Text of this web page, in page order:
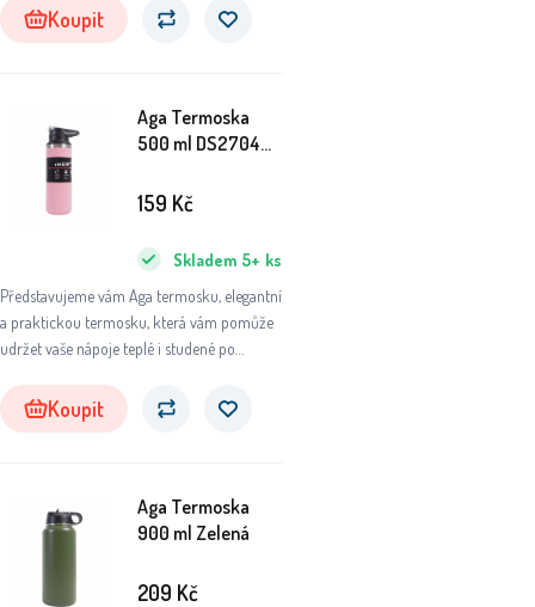
přírody, do práce nebo na sportovní aktivity,
tato termoska se stane vaším
Koupit
Aga Termoska
500 ml DS2704
Představujeme vám Aga termosku, elegantní
a praktickou termosku, která vám pomůže
udržet vaše nápoje teplé i studené po
přírody, do práce nebo na sportovní aktivity,
tato termoska se stane vaším
Skladem 5+ ks
159 Kč
Koupit
Aga Termoska
900 ml Zelená
209 Kč